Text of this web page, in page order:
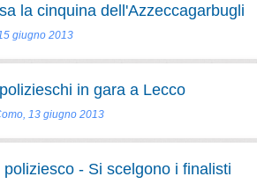
la cinquina dell'Azzeccagarbugli
giugno 2013
in gara a Lecco
13 giugno 2013
poliziesco - Si scelgono i finalisti